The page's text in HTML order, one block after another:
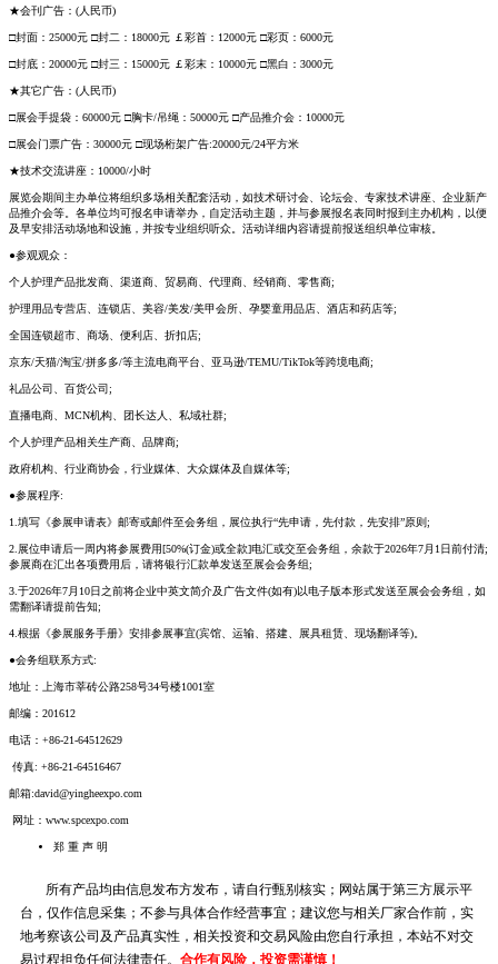
★会刊广告：(人民币)
□封面：25000元 □封二：18000元 ￡彩首：12000元 □彩页：6000元
□封底：20000元 □封三：15000元 ￡彩末：10000元 □黑白：3000元
★其它广告：(人民币)
□展会手提袋：60000元 □胸卡/吊绳：50000元 □产品推介会：10000元
□展会门票广告：30000元 □现场桁架广告:20000元/24平方米
★技术交流讲座：10000/小时
展览会期间主办单位将组织多场相关配套活动，如技术研讨会、论坛会、专家技术讲座、企业新产
品推介会等。各单位均可报名申请举办，自定活动主题，并与参展报名表同时报到主办机构，以便
及早安排活动场地和设施，并按专业组织听众。活动详细内容请提前报送组织单位审核。
●参观观众：
个人护理产品批发商、渠道商、贸易商、代理商、经销商、零售商;
护理用品专营店、连锁店、美容/美发/美甲会所、孕婴童用品店、酒店和药店等;
全国连锁超市、商场、便利店、折扣店;
京东/天猫/淘宝/拼多多/等主流电商平台、亚马逊/TEMU/TikTok等跨境电商;
礼品公司、百货公司;
直播电商、MCN机构、团长达人、私域社群;
个人护理产品相关生产商、品牌商;
政府机构、行业商协会，行业媒体、大众媒体及自媒体等;
●参展程序:
1.填写《参展申请表》邮寄或邮件至会务组，展位执行“先申请，先付款，先安排”原则;
2.展位申请后一周内将参展费用[50%(订金)或全款]电汇或交至会务组，余款于2026年7月1日前付清;
参展商在汇出各项费用后，请将银行汇款单发送至展会会务组;
3.于2026年7月10日之前将企业中英文简介及广告文件(如有)以电子版本形式发送至展会会务组，如
需翻译请提前告知;
4.根据《参展服务手册》安排参展事宜(宾馆、运输、搭建、展具租赁、现场翻译等)。
●会务组联系方式:
地址：上海市莘砖公路258号34号楼1001室
邮编：201612
电话：+86-21-64512629
传真: +86-21-64516467
邮箱:david@yingheexpo.com
网址：www.spcexpo.com
郑 重 声 明
所有产品均由信息发布方发布，请自行甄别核实；网站属于第三方展示平
台，仅作信息采集；不参与具体合作经营事宜；建议您与相关厂家合作前，实
地考察该公司及产品真实性，相关投资和交易风险由您自行承担，本站不对交
易过程担负任何法律责任。 合作有风险，投资需谨慎！